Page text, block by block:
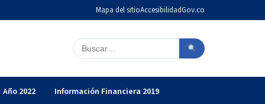
Mapa del sitioAccesibilidadGov.co
Buscar en el sitio
Año 2022 Información Financiera 2019